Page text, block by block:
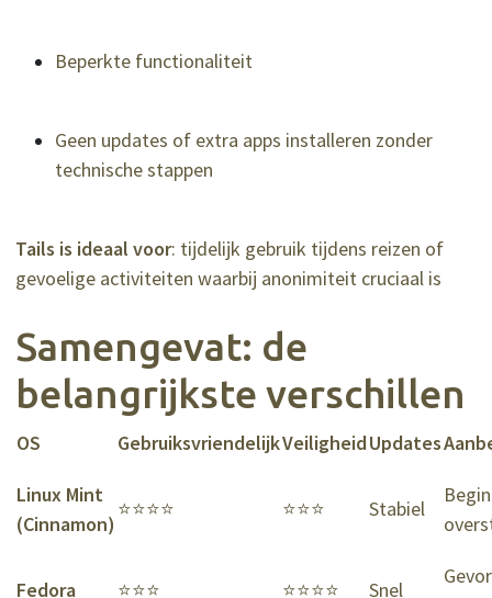
Beperkte functionaliteit
Geen updates of extra apps installeren zonder
technische stappen
Tails is ideaal voor: tijdelijk gebruik tijdens reizen of
gevoelige activiteiten waarbij anonimiteit cruciaal is
Samengevat: de
belangrijkste verschillen
OS GebruiksvriendelijkVeiligheidUpdates
Linux Mint
(Cinnamon)
⭐⭐⭐⭐ ⭐⭐⭐ Stabiel
Fedora ⭐⭐⭐ ⭐⭐⭐⭐ Snel